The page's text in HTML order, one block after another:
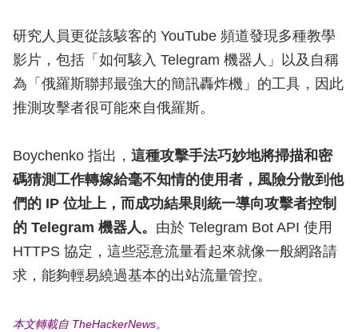
研究人員更從該駭客的 YouTube 頻道發現多種教學
影片，包括「如何駭入 Telegram 機器人」以及自稱
為「俄羅斯聯邦最強大的簡訊轟炸機」的工具，因此
推測攻擊者很可能來自俄羅斯。
Boychenko 指出， 這種攻擊手法巧妙地將掃描和密
碼猜測工作轉嫁給毫不知情的使用者，風險分散到他
們的 IP 位址上，而成功結果則統一導向攻擊者控制
的 Telegram 機器人。 由於 Telegram Bot API 使用
HTTPS 協定，這些惡意流量看起來就像一般網路請
求，能夠輕易繞過基本的出站流量管控。
本文轉載自 TheHackerNews。